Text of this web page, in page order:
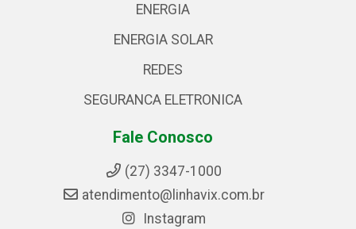
ENERGIA
ENERGIA SOLAR
REDES
SEGURANCA ELETRONICA
Fale Conosco
(27) 3347-1000
atendimento@linhavix.com.br
Instagram